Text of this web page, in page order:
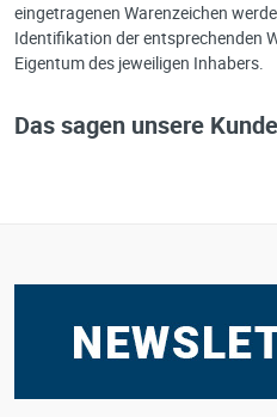
e-mail*:
Zustimmung zur
Kontaktformular zur
eingetragenen Warenzeichen
Identifikation der entsprechenden
Eigentum des jeweiligen Inhabers.
Das sagen unsere